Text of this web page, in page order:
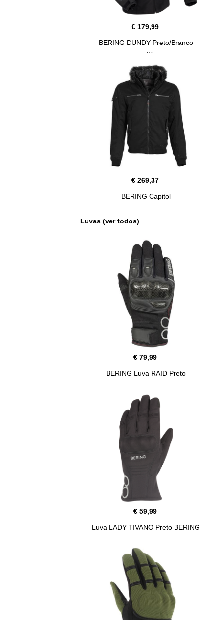
€ 179,99
BERING DUNDY Preto/Branco
€ 269,37
BERING Capitol
Luvas (ver todos)
€ 79,99
BERING Luva RAID Preto
€ 59,99
Luva LADY TIVANO Preto BERING